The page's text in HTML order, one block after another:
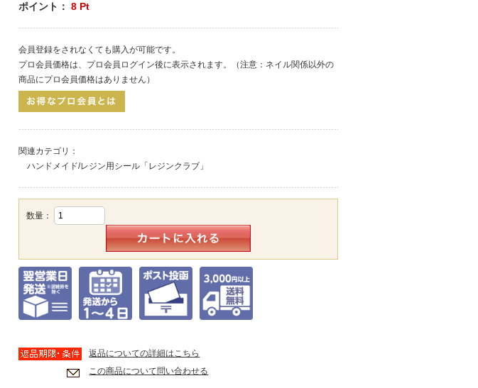
ポイント：8 Pt
会員登録をされなくても購入が可能です。
プロ会員価格は、プロ会員ログイン後に表示されます。（注意：ネイル関係以外の
商品にプロ会員価格はありません）
関連カテゴリ：
ハンドメイド/レジン用シール「レジンクラブ」
数量：
返品についての詳細はこちら
この商品について問い合わせる